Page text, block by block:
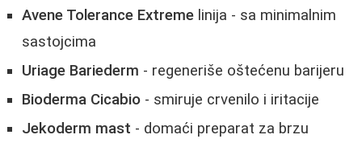
Avene Tolerance Extreme linija - sa minimalnim
sastojcima
Uriage Bariederm - regeneriše oštećenu barijeru
Bioderma Cicabio - smiruje crvenilo i iritacije
Jekoderm mast - domaći preparat za brzu